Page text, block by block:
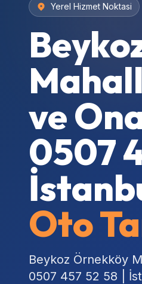
Yerel Hizmet Noktasi
ve
0507
Oto
Beykoz Örnekköy
0507 457 52 58 |